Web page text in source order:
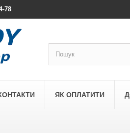
78
ЯК ОПЛАТИТИ